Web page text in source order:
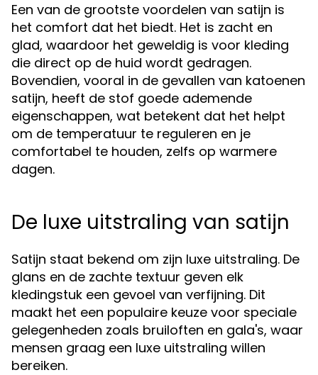
Een van de grootste voordelen van satijn is
het comfort dat het biedt. Het is zacht en
glad, waardoor het geweldig is voor kleding
die direct op de huid wordt gedragen.
Bovendien, vooral in de gevallen van katoenen
satijn, heeft de stof goede ademende
eigenschappen, wat betekent dat het helpt
om de temperatuur te reguleren en je
comfortabel te houden, zelfs op warmere
dagen.
De luxe uitstraling van satijn
Satijn staat bekend om zijn luxe uitstraling. De
glans en de zachte textuur geven elk
kledingstuk een gevoel van verfijning. Dit
maakt het een populaire keuze voor speciale
gelegenheden zoals bruiloften en gala's, waar
mensen graag een luxe uitstraling willen
bereiken.